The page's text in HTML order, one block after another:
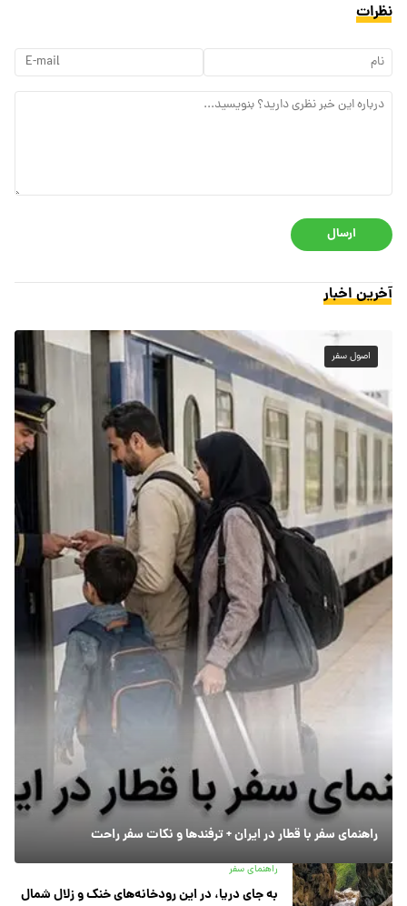
نظرات
ارسال
آخرین اخبار
اصول سفر
راهنمای سفر با قطار در ایران + ترفندها و نکات سفر راحت
راهنمای سفر
به جای دریا، در این رودخانه‌های خنک و زلال شمال